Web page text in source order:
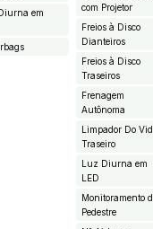
em
com Projetor
Freios à Disco
Dianteiros
Freios à Disco
Traseiros
Frenagem
Autônoma
Limpador Do
Traseiro
Luz Diurna em
LED
Monitoramento
Pedestre